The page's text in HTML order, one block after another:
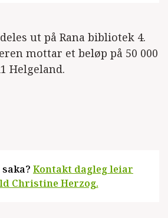
ut på Rana bibliotek 4.
mottar et beløp på 50 000
Helgeland.
Kontakt dagleg leiar
Christine Herzog.